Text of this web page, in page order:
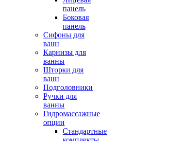
панель
Боковая
панель
Сифоны для
ванн
Карнизы для
ванны
Шторки для
ванн
Подголовники
Ручки для
ванны
Гидромассажные
опции
Стандартные